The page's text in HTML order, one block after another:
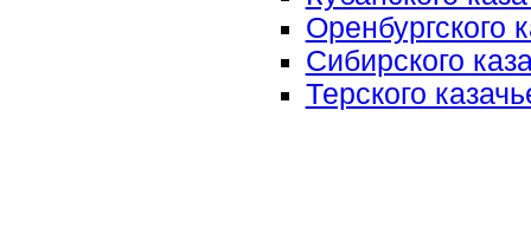
Оренбургского
Сибирского
Терского